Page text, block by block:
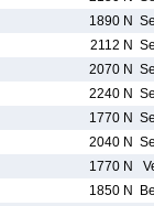
1890 N
2112 N
2070 N
2240 N
1770 N
2040 N
1770 N
1850 N